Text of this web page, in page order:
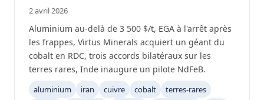
2 avril 2026
Aluminium au-delà de 3 500 $/t, EGA à l'arrêt après
les frappes, Virtus Minerals acquiert un géant du
cobalt en RDC, trois accords bilatéraux sur les
terres rares, Inde inaugure un pilote NdFeB.
aluminium iran cuivre cobalt terres-rares